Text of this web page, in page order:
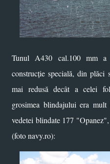
Tunul A430 cal.100 mm
construcție specială, din plăci
mai redusă decât a celei
grosimea blindajului era
vedetei blindate 177
(foto navy.ro):